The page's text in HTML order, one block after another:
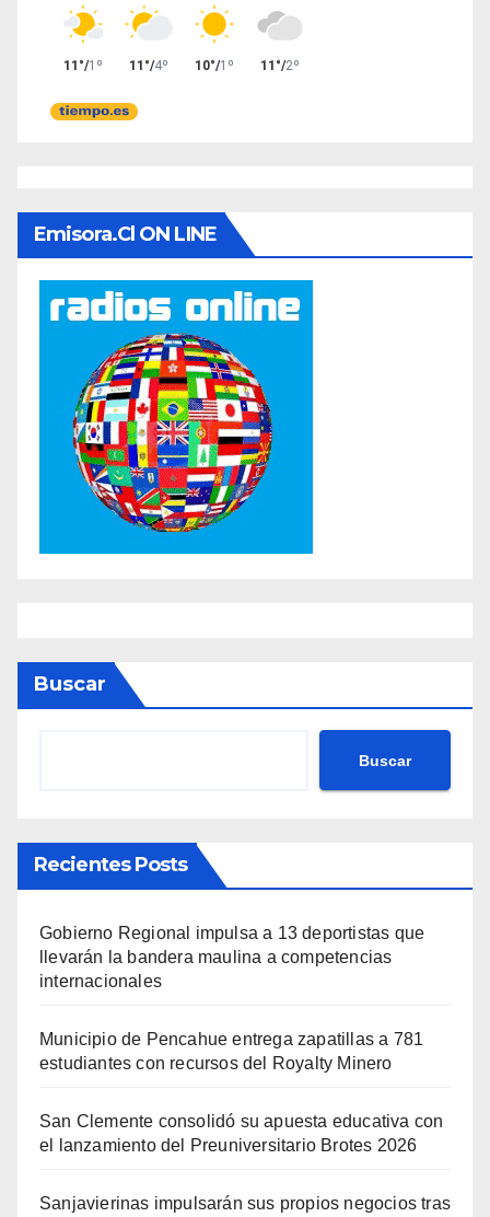
Emisora.cl ON LINE
Buscar
Buscar
Recientes Posts
Gobierno Regional impulsa a 13 deportistas que
llevarán la bandera maulina a competencias
internacionales
Municipio de Pencahue entrega zapatillas a 781
estudiantes con recursos del Royalty Minero
San Clemente consolidó su apuesta educativa con
el lanzamiento del Preuniversitario Brotes 2026
Sanjavierinas impulsarán sus propios negocios tras